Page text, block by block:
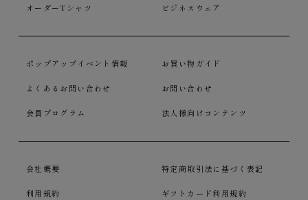
オーダーTシャツ ビジネスウェア
ポップアップイベント情報 お買い物ガイド
よくあるお問い合わせ お問い合わせ
会員プログラム 法人様向けコンテンツ
会社概要 特定商取引法に基づく表記
利用規約 ギフトカード利用規約